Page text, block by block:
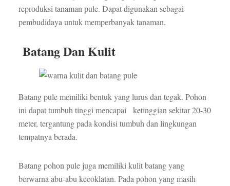
reproduksi tanaman pule. Dapat digunakan sebagai
pembudidaya untuk memperbanyak tanaman.
Batang Dan Kulit
Batang pule memiliki bentuk yang lurus dan tegak. Pohon
ini dapat tumbuh tinggi mencapai ketinggian sekitar 20-30
meter, tergantung pada kondisi tumbuh dan lingkungan
tempatnya berada.
Batang pohon pule juga memiliki kulit batang yang
berwarna abu-abu kecoklatan. Pada pohon yang masih